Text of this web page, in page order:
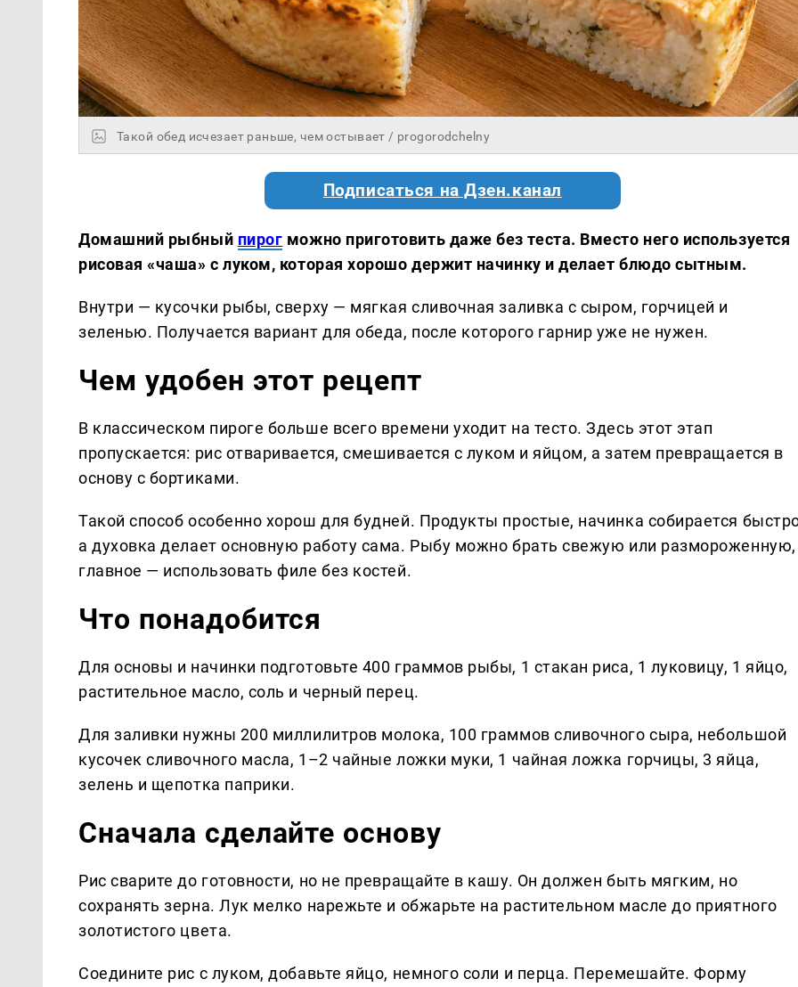
Такой обед исчезает раньше, чем остывает / progorodchelny
Подписаться на Дзен.канал
Домашний рыбный пирог можно приготовить даже без теста. Вместо него используется
рисовая «чаша» с луком, которая хорошо держит начинку и делает блюдо сытным.
Внутри — кусочки рыбы, сверху — мягкая сливочная заливка с сыром, горчицей и
зеленью. Получается вариант для обеда, после которого гарнир уже не нужен.
Чем удобен этот рецепт
В классическом пироге больше всего времени уходит на тесто. Здесь этот этап
пропускается: рис отваривается, смешивается с луком и яйцом, а затем превращается в
основу с бортиками.
Такой способ особенно хорош для будней. Продукты простые, начинка собирается
а духовка делает основную работу сама. Рыбу можно брать свежую или размороженную,
главное — использовать филе без костей.
Что понадобится
Для основы и начинки подготовьте 400 граммов рыбы, 1 стакан риса, 1 луковицу, 1 яйцо,
растительное масло, соль и черный перец.
Для заливки нужны 200 миллилитров молока, 100 граммов сливочного сыра, небольшой
кусочек сливочного масла, 1–2 чайные ложки муки, 1 чайная ложка горчицы, 3 яйца,
зелень и щепотка паприки.
Сначала сделайте основу
Рис сварите до готовности, но не превращайте в кашу. Он должен быть мягким, но
сохранять зерна. Лук мелко нарежьте и обжарьте на растительном масле до приятного
золотистого цвета.
Соедините рис с луком, добавьте яйцо, немного соли и перца. Перемешайте. Форму